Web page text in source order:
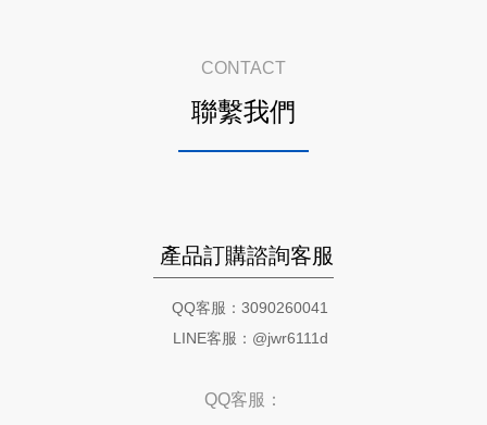
CONTACT
聯繫我們
產品訂購諮詢客服
QQ客服：3090260041
LINE客服：@jwr6111d
QQ客服：